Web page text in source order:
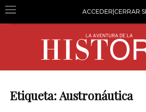
ACCEDER|CERRAR
Etiqueta: Austronáutica